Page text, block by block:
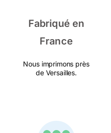
Fabriqué en
France
Nous imprimons près
de Versailles.